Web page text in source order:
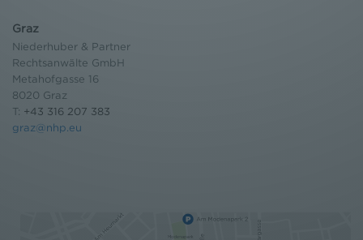
Graz
Niederhuber & Partner
Rechtsanwälte GmbH
Metahofgasse 16
8020 Graz
T: +43 316 207 383
graz@nhp.eu